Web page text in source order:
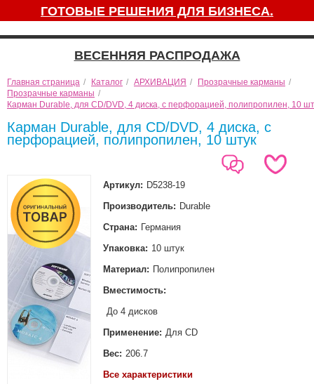
ГОТОВЫЕ РЕШЕНИЯ ДЛЯ БИЗНЕСА.
ВЕСЕННЯЯ РАСПРОДАЖА
Главная страница / Каталог / АРХИВАЦИЯ / Прозрачные карманы /
Прозрачные карманы /
Карман Durable, для CD/DVD, 4 диска, с перфорацией, полипропилен, 10
Карман Durable, для CD/DVD, 4 диска, с
перфорацией, полипропилен, 10 штук
Артикул: D5238-19
Производитель: Durable
Страна: Германия
Упаковка: 10 штук
Материал: Полипропилен
Вместимость:
До 4 дисков
Применение: Для CD
Вес: 206.7
Все характеристики